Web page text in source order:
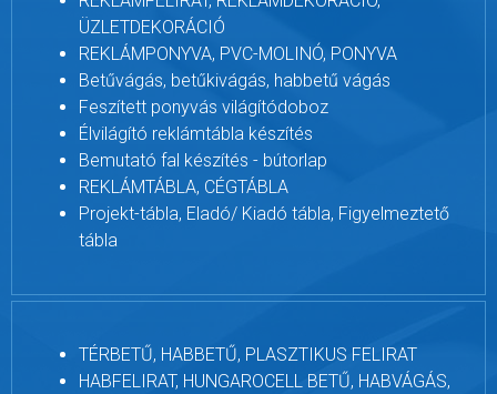
ÜZLETDEKORÁCIÓ
REKLÁMPONYVA, PVC-MOLINÓ, PONYVA
Betűvágás, betűkivágás, habbetű vágás
Feszített ponyvás világítódoboz
Élvilágító reklámtábla készítés
Bemutató fal készítés - bútorlap
REKLÁMTÁBLA, CÉGTÁBLA
Projekt-tábla, Eladó/ Kiadó tábla, Figyelmeztető
tábla
TÉRBETŰ, HABBETŰ, PLASZTIKUS FELIRAT
HABFELIRAT, HUNGAROCELL BETŰ, HABVÁGÁS,